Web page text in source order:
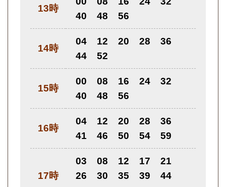
13時
40
48 56
14時
04 12 20 28
36
44
52
15時
00 08 16 24
32
40
48 56
16時
04 12 20 28
36
41
46 50 54 59
17時
03 08 12 17
21
26
30 35 39
44